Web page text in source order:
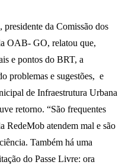
da Comissão dos
OAB- GO, relatou que,
e pontos do BRT, a
problemas e sugestões, e
de Infraestrutura Urbana
retorno. “São frequentes
RedeMob atendem mal e são
Também há uma
do Passe Livre: ora